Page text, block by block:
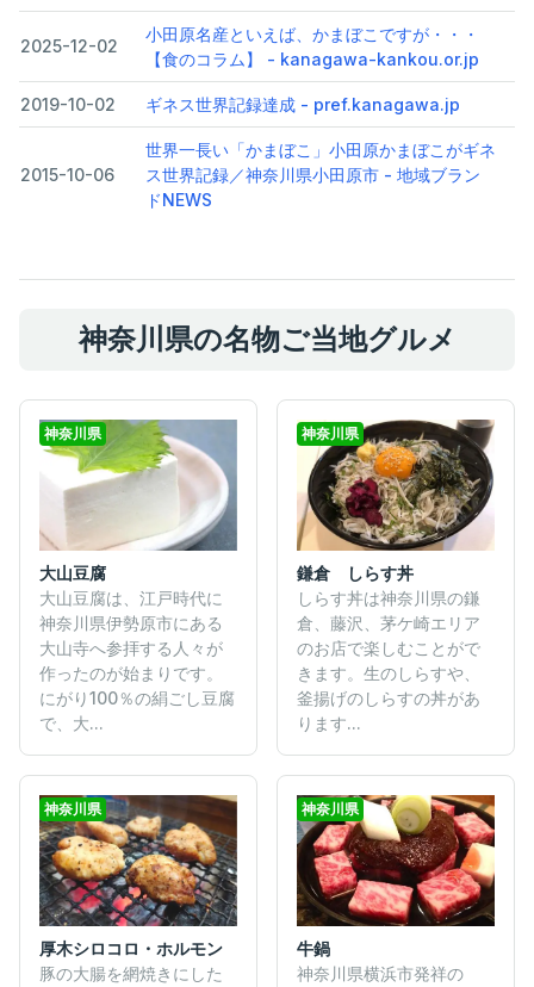
2025-12-02
小田原名産といえば、かまぼこですが・・・
【食のコラム】 - kanagawa-kankou.or.jp
2019-10-02 ギネス世界記録達成 - pref.kanagawa.jp
2015-10-06
世界一長い「かまぼこ」小田原かまぼこがギネ
ス世界記録／神奈川県小田原市 - 地域ブラン
ドNEWS
神奈川県の名物ご当地グルメ
神奈川県
大山豆腐
大山豆腐は、江戸時代に
神奈川県伊勢原市にある
大山寺へ参拝する人々が
作ったのが始まりです。
にがり100％の絹ごし豆腐
で、大...
神奈川県
鎌倉 しらす丼
しらす丼は神奈川県の鎌
倉、藤沢、茅ケ崎エリア
のお店で楽しむことがで
きます。生のしらすや、
釜揚げのしらすの丼があ
ります...
神奈川県
厚木シロコロ・ホルモン
豚の大腸を網焼きにした
神奈川県
牛鍋
神奈川県横浜市発祥の